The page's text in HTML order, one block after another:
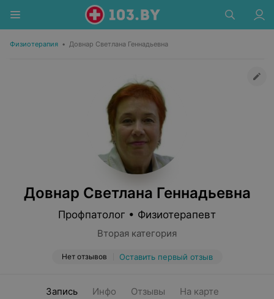
Физиотерапия • Довнар Светлана Геннадьевна
Довнар Светлана Геннадьевна
Профпатолог • Физиотерапевт
Вторая категория
Нет отзывов Оставить первый отзыв
Запись Инфо Отзывы На карте